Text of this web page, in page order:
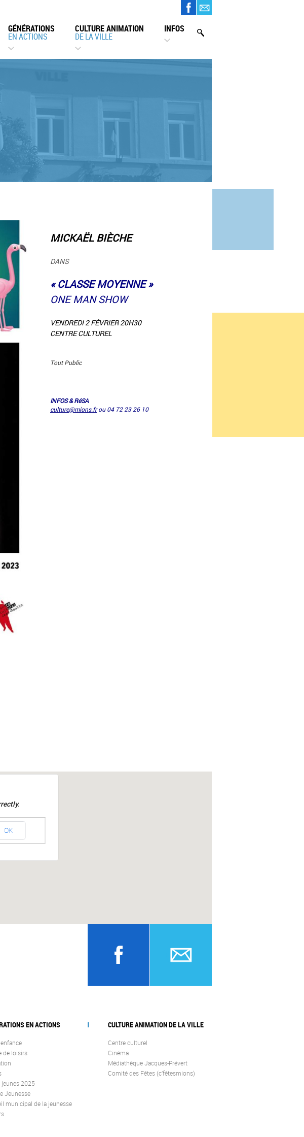
GÉNÉRATIONS
EN ACTIONS
CULTURE ANIMATION
DE LA VILLE
INFOS
MICKAËL BIÈCHE
DANS
« CLASSE MOYENNE »
ONE MAN SHOW
VENDREDI 2 FÉVRIER 20H30
CENTRE CULTUREL
Tout Public
INFOS & RéSA
culture@mions.frou 04 72 23 26 10
OK
EN ACTIONS
de loisirs
jeunes 2025
Jeunesse
municipal de la jeunesse
CULTURE ANIMATION DE LA VILLE
Centre culturel
Cinéma
Médiathèque Jacques-Prévert
Comité des Fêtes (c’fêtesmions)